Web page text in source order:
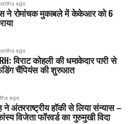
ago
ने रोमांचक मुकाबले में केकेआर को 6
ago
विराट कोहली की धमाकेदार पारी से
चैंपियंस की शुरुआत
ago
अंतरराष्ट्रीय हॉकी से लिया संन्यास –
विजेता फॉरवर्ड का गुरुमुखी विदा